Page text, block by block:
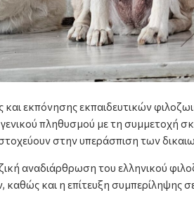
εκπόνησης εκπαιδευτικών
πληθυσμού με τη
στην υπεράσπιση των
αναδιάρθρωση του ελληνικού
και η επίτευξη συμπερίληψης